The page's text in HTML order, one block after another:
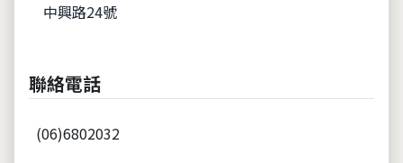
中興路24號
聯絡電話
(06)6802032